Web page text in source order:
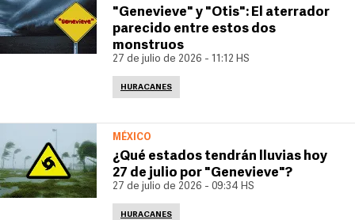
"Genevieve" y "Otis": El aterrador
parecido entre estos dos
monstruos
27 de julio de 2026 - 11:12 HS
HURACANES
MÉXICO
¿Qué estados tendrán lluvias hoy
27 de julio por "Genevieve"?
27 de julio de 2026 - 09:34 HS
HURACANES